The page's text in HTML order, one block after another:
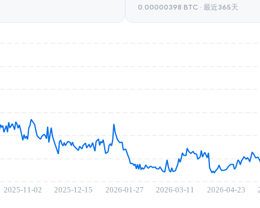
0.00000398 BTC · 最近365天